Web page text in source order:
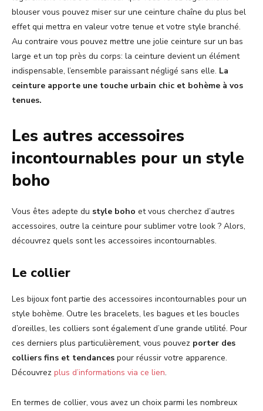
blouser vous pouvez miser sur une ceinture chaîne du plus bel
effet qui mettra en valeur votre tenue et votre style branché.
Au contraire vous pouvez mettre une jolie ceinture sur un bas
large et un top près du corps: la ceinture devient un élément
indispensable, l’ensemble paraissant négligé sans elle. La
ceinture apporte une touche urbain chic et bohème à vos
tenues.
Les autres accessoires
incontournables pour un style
boho
Vous êtes adepte du style boho et vous cherchez d’autres
accessoires, outre la ceinture pour sublimer votre look ? Alors,
découvrez quels sont les accessoires incontournables.
Le collier
Les bijoux font partie des accessoires incontournables pour un
style bohème. Outre les bracelets, les bagues et les boucles
d’oreilles, les colliers sont également d’une grande utilité. Pour
ces derniers plus particulièrement, vous pouvez porter des
colliers fins et tendances pour réussir votre apparence.
Découvrez plus d’informations via ce lien.
En termes de collier, vous avez un choix parmi les nombreux